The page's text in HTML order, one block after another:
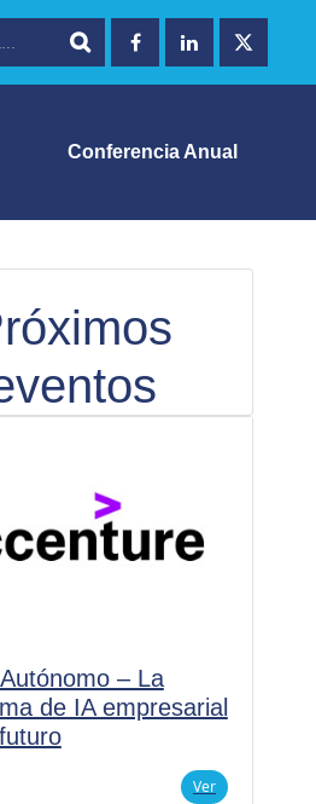
Conferencia Anual
– La
de IA empresarial
Ver